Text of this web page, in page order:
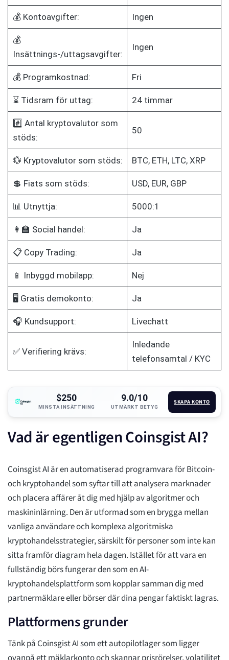
💰 Kontoavgifter: Ingen
💰
Insättnings-/uttagsavgifter:
Ingen
💰 Programkostnad: Fri
⌛ Tidsram för uttag: 24 timmar
#️⃣ Antal kryptovalutor som
stöds:
50
💱 Kryptovalutor som stöds: BTC, ETH, LTC, XRP
💲 Fiats som stöds: USD, EUR, GBP
📊 Utnyttja: 5000:1
👩‍🏫 Social handel: Ja
📋 Copy Trading: Ja
📱 Inbyggd mobilapp: Nej
🖥️ Gratis demokonto: Ja
🎧 Kundsupport: Livechatt
✅ Verifiering krävs:
Inledande
telefonsamtal / KYC
$250
MINSTA INSÄTTNING
9.0/10
UTMÄRKT BETYG
SKAPA KONTO
Vad är egentligen Coinsgist AI?
Coinsgist AI är en automatiserad programvara för Bitcoin-
och kryptohandel som syftar till att analysera marknader
och placera affärer åt dig med hjälp av algoritmer och
maskininlärning. Den är utformad som en brygga mellan
vanliga användare och komplexa algoritmiska
kryptohandelsstrategier, särskilt för personer som inte kan
sitta framför diagram hela dagen. Istället för att vara en
fullständig börs fungerar den som en AI-
kryptohandelsplattform som kopplar samman dig med
partnermäklare eller börser där dina pengar faktiskt lagras.
Plattformens grunder
Tänk på Coinsgist AI som ett autopilotlager som ligger